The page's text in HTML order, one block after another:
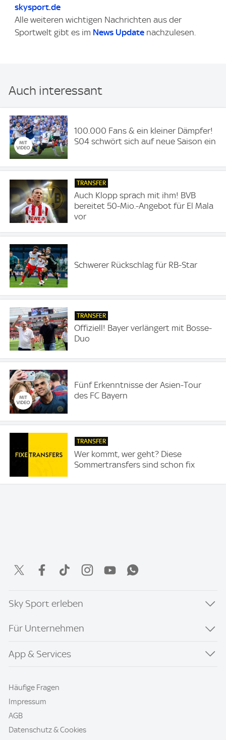
skysport.de
Alle weiteren wichtigen Nachrichten aus der
Sportwelt gibt es im News Update nachzulesen.
Auch interessant
100.000 Fans & ein kleiner Dämpfer!
S04 schwört sich auf neue Saison ein
TRANSFER
Auch Klopp sprach mit ihm! BVB
bereitet 50-Mio.-Angebot für El Mala
vor
Schwerer Rückschlag für RB-Star
TRANSFER
Offiziell! Bayer verlängert mit Bosse-
Duo
Fünf Erkenntnisse der Asien-Tour
des FC Bayern
TRANSFER
Wer kommt, wer geht? Diese
Sommertransfers sind schon fix
Sky Sport erleben
Für Unternehmen
App & Services
Häufige Fragen
Impressum
AGB
Datenschutz & Cookies